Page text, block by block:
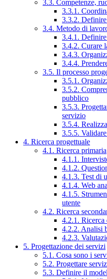
3.3. Competenze,
3.3.1.
3.3.2.
3.4. Metodo di
3.4.1.
3.4.2. Curare
3.4.3.
3.4.4.
3.5. Il processo
3.5.1.
3.5.2.
pubblico
3.5.3.
servizio
3.5.4.
3.5.5.
4. Ricerca progettuale
4.1. Ricerca primaria
4.1.1.
4.1.2.
4.1.3. Test di
4.1.4. Web
4.1.5.
utente
4.2. Ricerca
4.2.1. Ricerca
4.2.2. Analisi
4.2.3.
5. Progettazione dei servizi
5.1. Cosa sono i
5.2. Progettare
5.3. Definire il